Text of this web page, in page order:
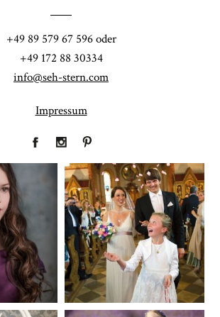
+49 89 579 67 596 oder
+49 172 88 30334
info@seh-stern.com
Impressum
Hochzeit
183